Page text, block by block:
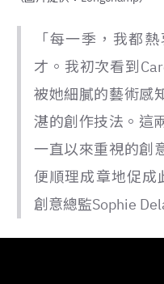
「每一季，我都
才。我初次看到
被她細膩的藝術感
湛的創作技法。這
一直以來重視的創
便順理成章地促
創意總監Sophie